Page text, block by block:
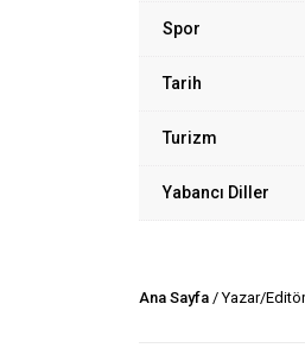
Spor
Tarih
Turizm
Yabancı Diller
Ana Sayfa / Yazar/